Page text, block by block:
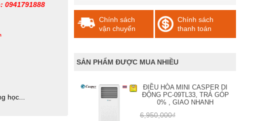
học...
Chính sách
vận chuyển
Chính sách
thanh toán
SẢN PHẨM ĐƯỢC MUA NHIỀU
ĐIỀU HÒA MINI CASPER DI
ĐỘNG PC-09TL33, TRẢ GÓP
0% , GIAO NHANH
6,950,000₫